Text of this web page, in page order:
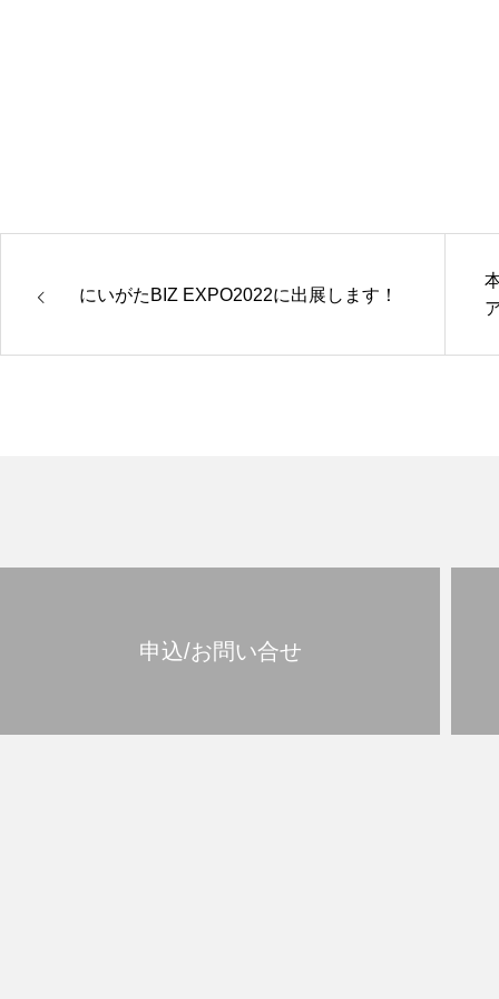
にいがたBIZ EXPO2022に出展します！
申込/お問い合せ